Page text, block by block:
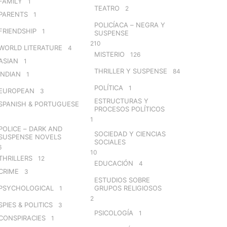
1
1
LITERATURE 4
1
1
3
& PORTUGUESE
– DARK AND
NOVELS
12
3
1
& POLITICS 3
1
TEATRO 2
POLICÍACA – NEGRA Y
SUSPENSE
210
MISTERIO 126
THRILLER Y SUSPENSE 84
POLÍTICA 1
ESTRUCTURAS Y
PROCESOS POLÍTICOS
1
SOCIEDAD Y CIENCIAS
SOCIALES
10
EDUCACIÓN 4
ESTUDIOS SOBRE
GRUPOS RELIGIOSOS
2
PSICOLOGÍA 1